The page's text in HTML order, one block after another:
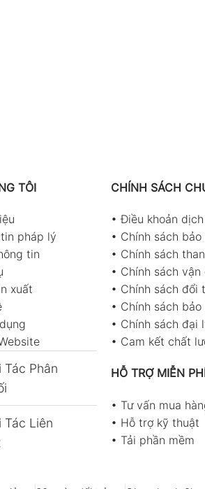
TÔI
pháp lý
tin
xuất
Tác Phân
Tác Liên
CHÍNH SÁCH
•Điều khoản
• Chính sách
• Chính sách
• Chính sách vận
• Chính sách đổi
• Chính sách bảo
• Chính sách đại
• Cam kết chất
HỖ TRỢ MIỄN
• Tư vấn mua
• Hỗ trợ kỹ thuật
• Tải phần mềm